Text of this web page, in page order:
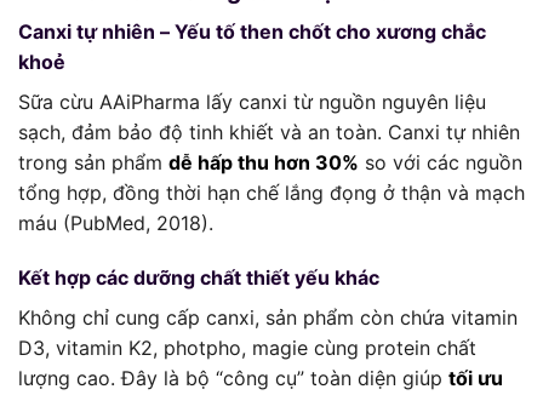
Canxi tự nhiên – Yếu tố then chốt cho xương chắc
khoẻ
Sữa cừu AAiPharma lấy canxi từ nguồn nguyên liệu
sạch, đảm bảo độ tinh khiết và an toàn. Canxi tự nhiên
trong sản phẩm dễ hấp thu hơn 30% so với các nguồn
tổng hợp, đồng thời hạn chế lắng đọng ở thận và mạch
máu (PubMed, 2018).
Kết hợp các dưỡng chất thiết yếu khác
Không chỉ cung cấp canxi, sản phẩm còn chứa vitamin
D3, vitamin K2, photpho, magie cùng protein chất
lượng cao. Đây là bộ “công cụ” toàn diện giúp tối ưu